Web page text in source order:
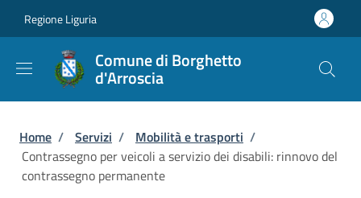
Regione Liguria
Comune di Borghetto
d'Arroscia
Briciole di pane
Home / Servizi / Mobilità e trasporti /
Contrassegno per veicoli a servizio dei disabili: rinnovo del
contrassegno permanente